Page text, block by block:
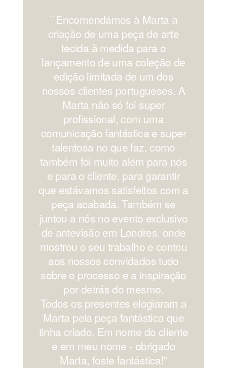
``Encomendámos à Marta a
criação de uma peça de arte
tecida à medida para o
lançamento de uma coleção de
edição limitada de um dos
nossos clientes portugueses. A
Marta não só foi super
profissional, com uma
comunicação fantástica e super
talentosa no que faz, como
também foi muito além para nós
e para o cliente, para garantir
que estávamos satisfeitos com a
peça acabada. Também se
juntou a nós no evento exclusivo
de antevisão em Londres, onde
mostrou o seu trabalho e contou
aos nossos convidados tudo
sobre o processo e a inspiração
por detrás do mesmo.
Todos os presentes elogiaram a
Marta pela peça fantástica que
tinha criado. Em nome do cliente
e em meu nome - obrigado
Marta, foste fantástica!''